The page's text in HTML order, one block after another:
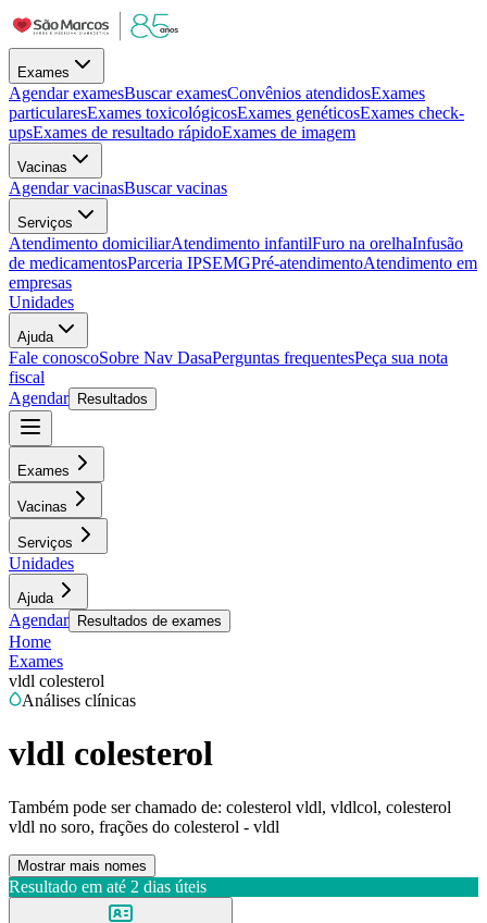
Exames
Agendar examesBuscar examesConvênios atendidosExames
particularesExames toxicológicosExames genéticosExames check-
upsExames de resultado rápidoExames de imagem
Vacinas
Agendar vacinasBuscar vacinas
Serviços
Atendimento domiciliarAtendimento infantilFuro na orelhaInfusão
de medicamentosParceria IPSEMGPré-atendimentoAtendimento em
empresas
Unidades
Ajuda
Fale conoscoSobre Nav DasaPerguntas frequentesPeça sua nota
fiscal
Agendar
Resultados
Exames
Vacinas
Serviços
Unidades
Ajuda
Agendar Resultados de exames
Home
Exames
vldl colesterol
Análises clínicas
vldl colesterol
Também pode ser chamado de: colesterol vldl, vldlcol, colesterol
vldl no soro, frações do colesterol - vldl
Mostrar mais nomes
Resultado em até 2 dias úteis